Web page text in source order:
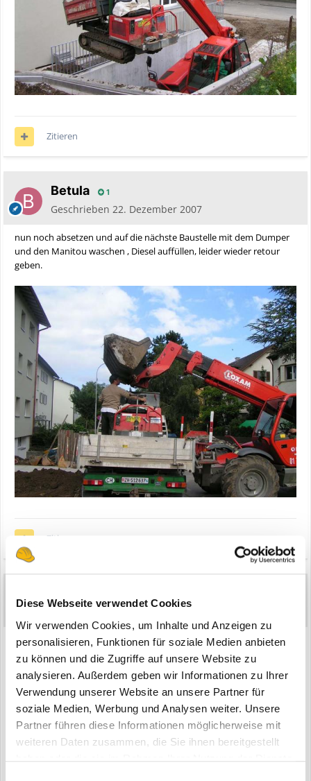
Diese Webseite verwendet Cookies
Wir verwenden Cookies, um Inhalte und Anzeigen zu
personalisieren, Funktionen für soziale Medien anbieten
zu können und die Zugriffe auf unsere Website zu
analysieren. Außerdem geben wir Informationen zu Ihrer
Verwendung unserer Website an unsere Partner für
soziale Medien, Werbung und Analysen weiter. Unsere
Partner führen diese Informationen möglicherweise mit
weiteren Daten zusammen, die Sie ihnen bereitgestellt
Zitieren
Betula 1
Geschrieben 22. Dezember 2007
nun noch absetzen und auf die nächste Baustelle mit dem Dumper
und den Manitou waschen , Diesel auffüllen, leider wieder retour
geben.
Zitieren
Hier noch die Sicht als Fahrer...